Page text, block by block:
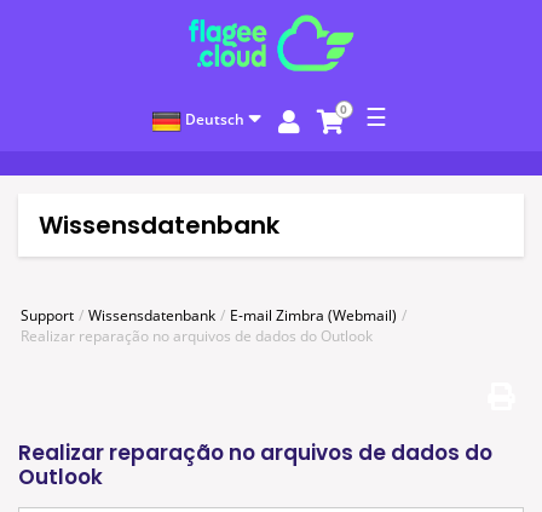
Deutsch 0 ☰
Wissensdatenbank
Support Wissensdatenbank
E-mail Zimbra (Webmail)
Realizar reparação no arquivos de dados do Outlook
Realizar reparação no arquivos de dados do
Outlook